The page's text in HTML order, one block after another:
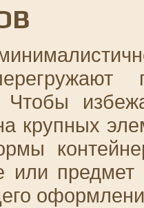
Чтобы
крупных
или